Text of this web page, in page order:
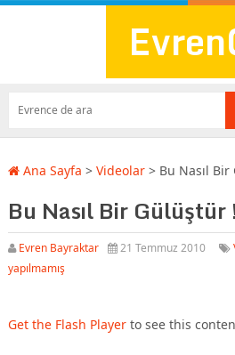
Ana Sayfa > Videolar> Bu Nasıl
Bu Nasıl Bir Gülüştür
Evren Bayraktar 21 Temmuz 2010
yapılmamış
Get the Flash Playerto see this